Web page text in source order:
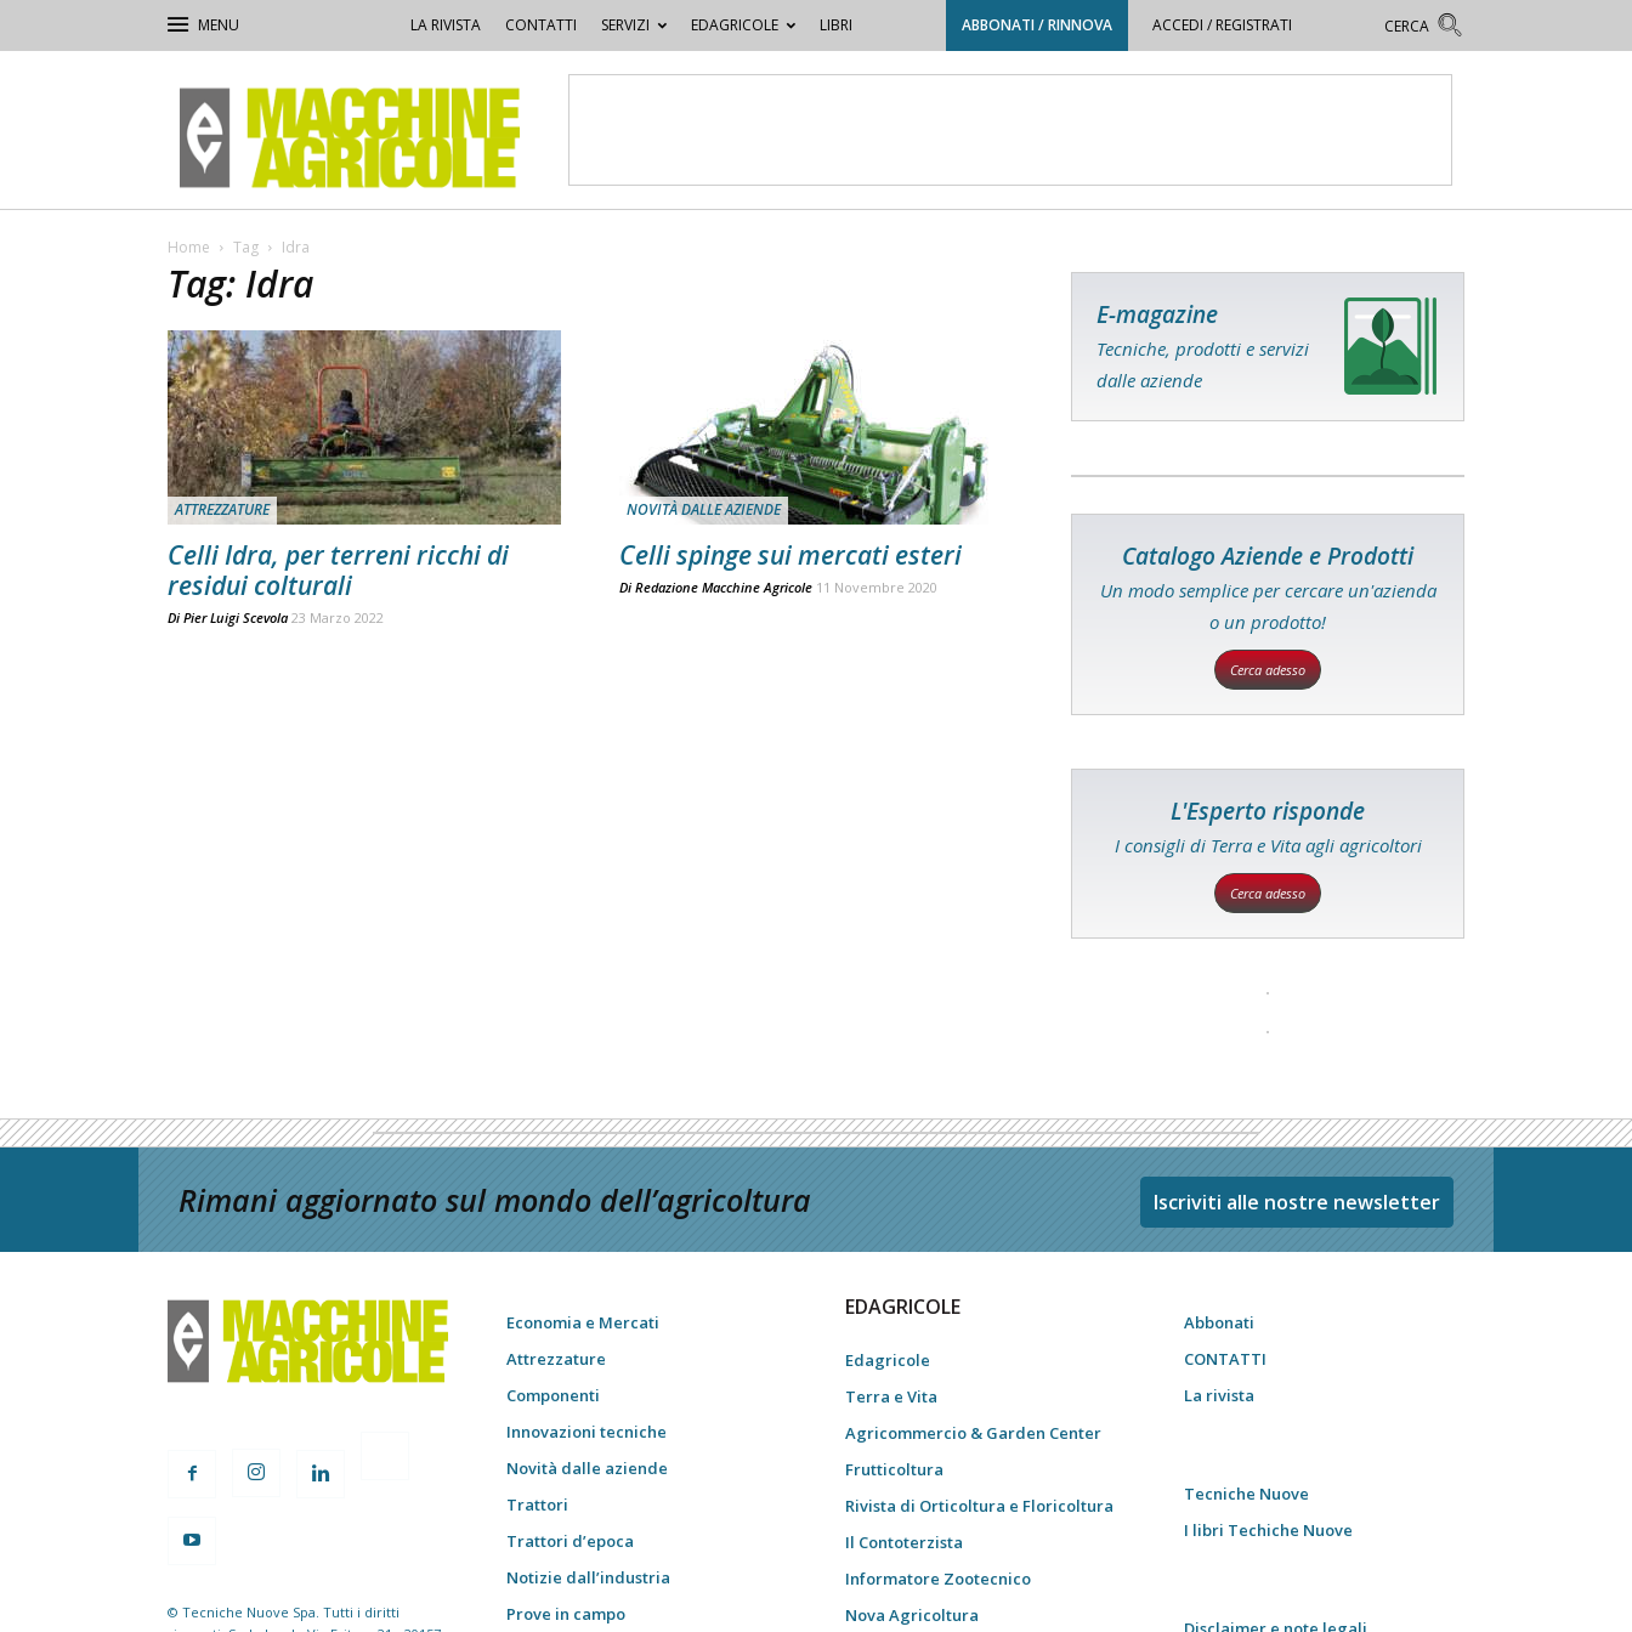
LA RIVISTA CONTATTI SERVIZI EDAGRICOLE LIBRI ABBONATI / RINNOVA ACCEDI / REGISTRATI
Macchine
Agricole
Home Tag Idra
Tag: Idra
ATTREZZATURE
Celli Idra, per terreni ricchi di
residui colturali
Di Pier Luigi Scevola 23 Marzo 2022
NOVITÀ DALLE AZIENDE
Celli spinge sui mercati esteri
Di Redazione Macchine Agricole 11 Novembre 2020
E-magazine
Tecniche, prodotti e servizi
dalle aziende
Catalogo Aziende e Prodotti
Un modo semplice per cercare un'azienda
o un prodotto!
Cerca adesso
L'Esperto risponde
I consigli di Terra e Vita agli agricoltori
Cerca adesso
Rimani aggiornato sul mondo dell’agricoltura Iscriviti alle nostre newsletter
© Tecniche Nuove Spa. Tutti i diritti
Economia e Mercati
Attrezzature
Componenti
Innovazioni tecniche
Novità dalle aziende
Trattori
Trattori d’epoca
Notizie dall’industria
Prove in campo
EDAGRICOLE
Edagricole
Terra e Vita
Agricommercio & Garden Center
Frutticoltura
Rivista di Orticoltura e Floricoltura
Il Contoterzista
Informatore Zootecnico
Nova Agricoltura
Abbonati
CONTATTI
La rivista
Tecniche Nuove
I libri Techiche Nuove